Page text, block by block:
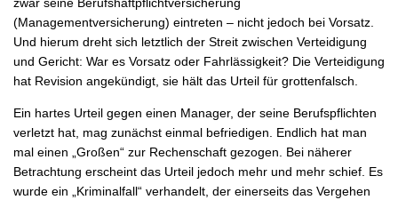
zwar seine Berufshaftpflichtversicherung
(Managementversicherung) eintreten – nicht jedoch bei Vorsatz.
Und hierum dreht sich letztlich der Streit zwischen Verteidigung
und Gericht: War es Vorsatz oder Fahrlässigkeit? Die Verteidigung
hat Revision angekündigt, sie hält das Urteil für grottenfalsch.
Ein hartes Urteil gegen einen Manager, der seine Berufspflichten
verletzt hat, mag zunächst einmal befriedigen. Endlich hat man
mal einen „Großen“ zur Rechenschaft gezogen. Bei näherer
Betrachtung erscheint das Urteil jedoch mehr und mehr schief. Es
wurde ein „Kriminalfall“ verhandelt, der einerseits das Vergehen